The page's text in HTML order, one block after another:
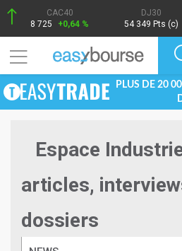
CAC40
8 725
+0,64 %
DJ30
54 349 Pts (c)
PLUS DE 20
Espace
articles,
dossiers